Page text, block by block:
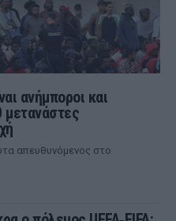
ανήμποροι και
μετανάστες
απευθυνόμενος στο